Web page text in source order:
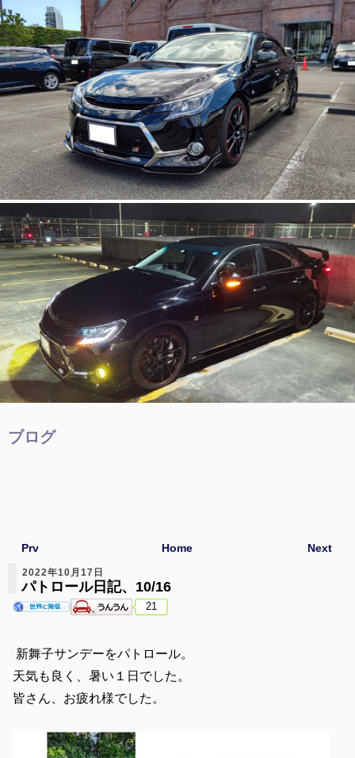
ブログ
Next
Prv Home
2022年10月17日
パトロール日記、10/16
21
新舞子サンデーをパトロール。
天気も良く、暑い１日でした。
皆さん、お疲れ様でした。